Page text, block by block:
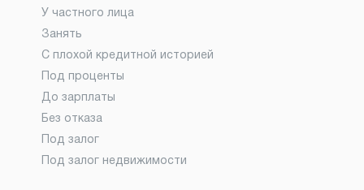
У частного лица
Занять
С плохой кредитной историей
Под проценты
До зарплаты
Без отказа
Под залог
Под залог недвижимости